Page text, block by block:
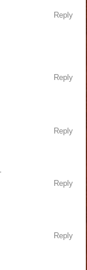
Reply
Reply
Reply
Reply
Reply